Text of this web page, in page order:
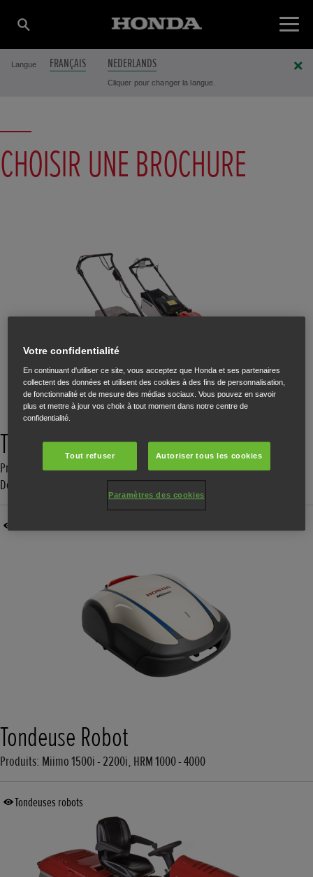
Langue FRANÇAIS NEDERLANDS
Cliquer pour changer la langue.
CHOISIR UNE BROCHURE
Tondeuses à Gazon
Produits: IZY, IZY-ON, HRN, HRX, HRX, HRD, HRH, Tondeuses
Débroussailleuse
Tondeuse Robot
Produits: Miimo 1500i - 2200i, HRM 1000 - 4000
Tondeuses robots
Votre confidentialité
En continuant d'utiliser ce site, vous acceptez que Honda et ses partenaires
collectent des données et utilisent des cookies à des fins de personnalisation,
de fonctionnalité et de mesure des médias sociaux. Vous pouvez en savoir
plus et mettre à jour vos choix à tout moment dans notre centre de
confidentialité.
Tout refuser Autoriser tous les cookies
Paramètres des cookies